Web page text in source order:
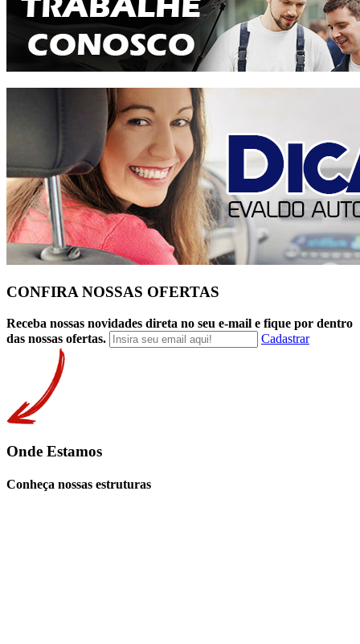
CONFIRA NOSSAS OFERTAS
Receba nossas novidades direta no seu e-mail e fique por dentro
das nossas ofertas.
Cadastrar
Onde Estamos
Conheça nossas estruturas